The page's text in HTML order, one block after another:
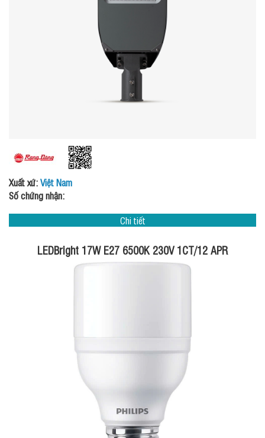
Xuất xứ:Việt Nam
Số chứng nhận:
Chi tiết
LEDBright 17W E27 6500K 230V 1CT/12 APR